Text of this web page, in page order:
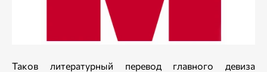
Таков литературный перевод главного девиза